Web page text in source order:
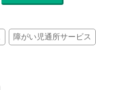
障がい児通所サービス